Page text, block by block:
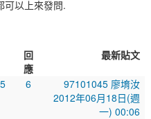
可以上來發問.
回
應
最新貼文
6
97101045 廖堉汝
2012年06月18日(週
一) 00:06